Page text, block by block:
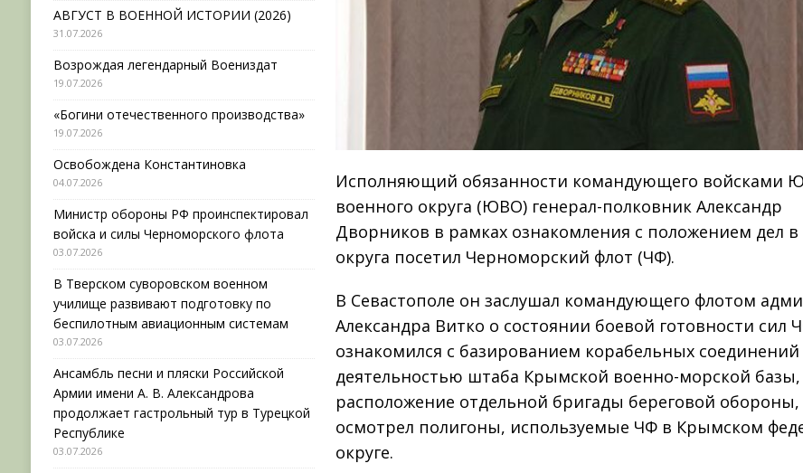
Исполняющий обязанности командующего войсками
военного округа (ЮВО) генерал-полковник Александр
Дворников в рамках ознакомления с положением дел в
округа посетил Черноморский флот (ЧФ).
В Севастополе он заслушал командующего флотом
Александра Витко о состоянии боевой готовности сил
ознакомился с базированием корабельных соединений
деятельностью штаба Крымской военно-морской базы,
расположение отдельной бригады береговой обороны,
осмотрел полигоны, используемые ЧФ в Крымском
округе.
АВГУСТ В ВОЕННОЙ ИСТОРИИ (2026)
31.07.2026
Возрождая легендарный Воениздат
19.07.2026
«Богини отечественного производства»
19.07.2026
Освобождена Константиновка
04.07.2026
Министр обороны РФ проинспектировал
войска и силы Черноморского флота
03.07.2026
В Тверском суворовском военном
училище развивают подготовку по
беспилотным авиационным системам
03.07.2026
Ансамбль песни и пляски Российской
Армии имени А. В. Александрова
продолжает гастрольный тур в Турецкой
Республике
03.07.2026